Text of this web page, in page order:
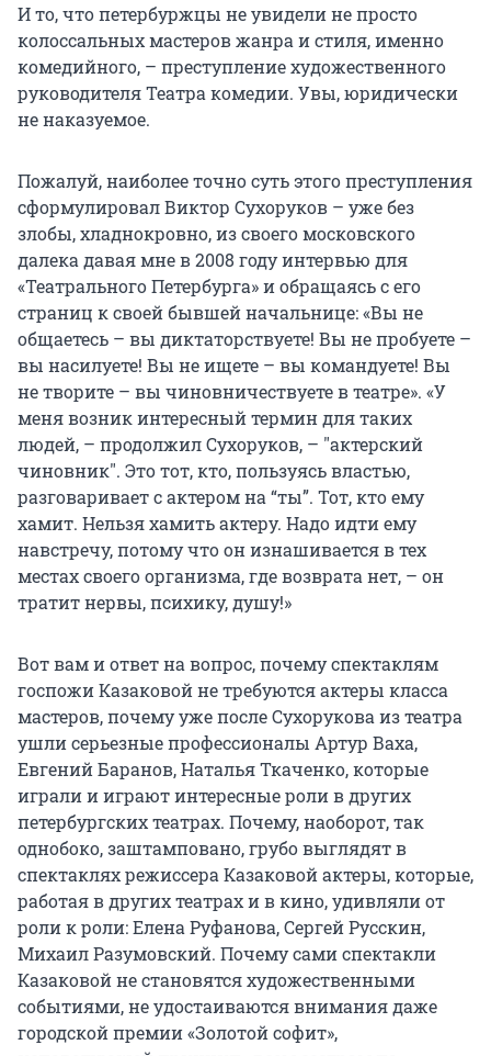
И то, что петербуржцы не увидели не просто
колоссальных мастеров жанра и стиля, именно
комедийного, – преступление художественного
руководителя Театра комедии. Увы, юридически
не наказуемое.
Пожалуй, наиболее точно суть этого преступления
сформулировал Виктор Сухоруков – уже без
злобы, хладнокровно, из своего московского
далека давая мне в 2008 году интервью для
«Театрального Петербурга» и обращаясь с его
страниц к своей бывшей начальнице: «Вы не
общаетесь – вы диктаторствуете! Вы не пробуете –
вы насилуете! Вы не ищете – вы командуете! Вы
не творите – вы чиновничествуете в театре». «У
меня возник интересный термин для таких
людей, – продолжил Сухоруков, – "актерский
чиновник". Это тот, кто, пользуясь властью,
разговаривает с актером на “ты”. Тот, кто ему
хамит. Нельзя хамить актеру. Надо идти ему
навстречу, потому что он изнашивается в тех
местах своего организма, где возврата нет, – он
тратит нервы, психику, душу!»
Вот вам и ответ на вопрос, почему спектаклям
госпожи Казаковой не требуются актеры класса
мастеров, почему уже после Сухорукова из театра
ушли серьезные профессионалы Артур Ваха,
Евгений Баранов, Наталья Ткаченко, которые
играли и играют интересные роли в других
петербургских театрах. Почему, наоборот, так
однобоко, заштамповано, грубо выглядят в
спектаклях режиссера Казаковой актеры, которые,
работая в других театрах и в кино, удивляли от
роли к роли: Елена Руфанова, Сергей Русскин,
Михаил Разумовский. Почему сами спектакли
Казаковой не становятся художественными
событиями, не удостаиваются внимания даже
городской премии «Золотой софит»,